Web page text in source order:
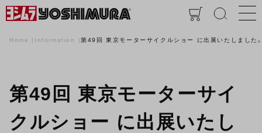
Home Information 第49回 東京モーターサイクルショー に出展いたしました
第49回 東京モーターサイ
クルショー に出展いたし